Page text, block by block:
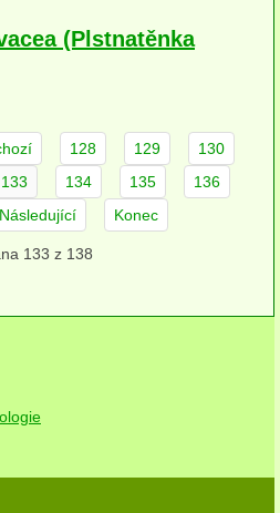
(Plstnatěnka
128 129
130
133 134 135
136
Následující Konec
133 z 138